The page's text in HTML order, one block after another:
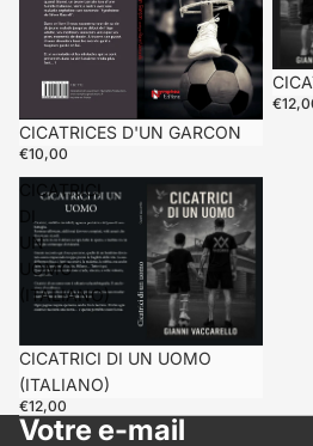
CICATRICES D'UN GARCON
€10,00
CICATRICI
UN
UOMO
(ITALIANO)
CICATRICI DI UN UOMO
(ITALIANO)
€12,00
Votre e-mail